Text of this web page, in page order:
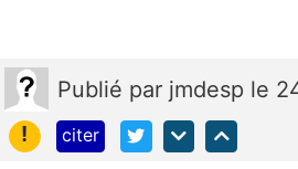
Publié par jmdesp le
!
citer